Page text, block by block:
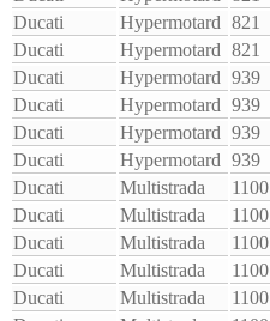
Ducati
Hypermotard 821
Ducati
Hypermotard 821
Ducati
Hypermotard 939
Ducati
Hypermotard 939
Ducati
Hypermotard 939
Ducati
Hypermotard 939
Ducati
Multistrada 1100
Ducati
Multistrada 1100
Ducati
Multistrada 1100
Ducati
Multistrada 1100
Ducati
Multistrada 1100